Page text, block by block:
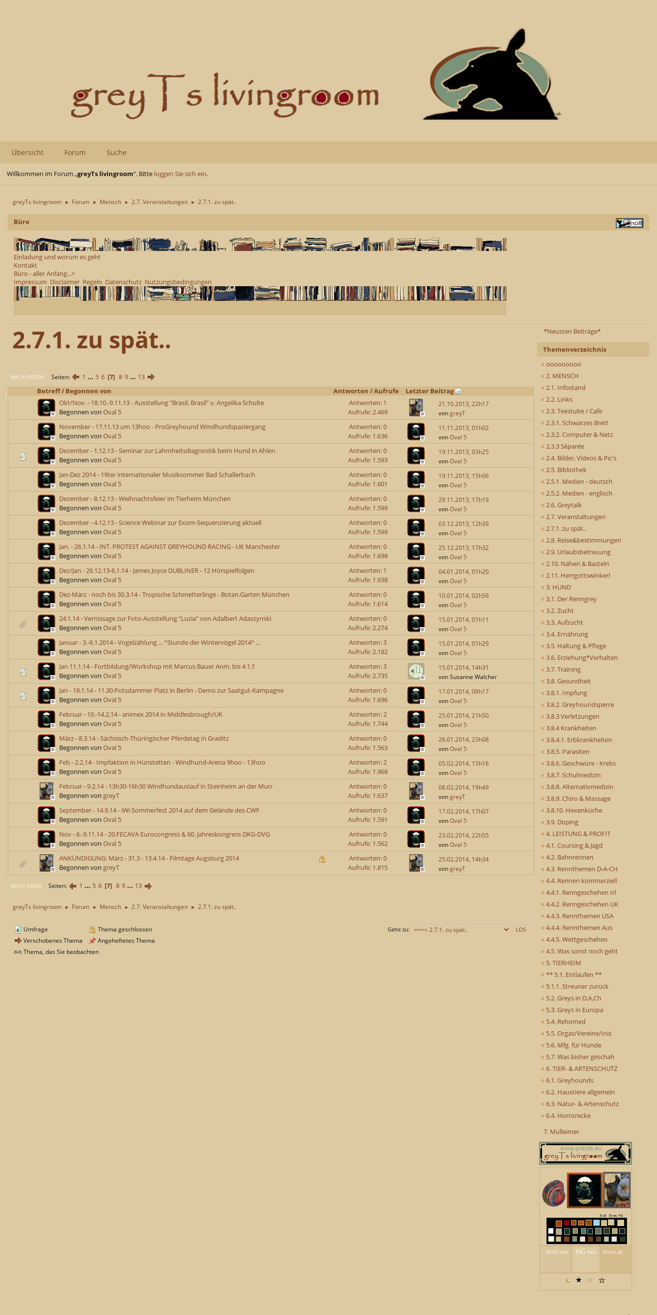
Übersicht Forum Suche
Willkommen im Forum „greyTs livingroom“. Bitte loggen Sie sich ein.
greyTs livingroom ► Forum ► Mensch ► 2.7. Veranstaltungen ► 2.7.1. zu spät..
Büro
Einladung und worum es geht
Kontakt
Büro - aller Anfang...>
Impressum Disclaimer Regeln Datenschutz Nutzungsbedingungen
*Neusten Beiträge*
Themenverzeichnis
ooooooooo
2. MENSCH
2.1. Infostand
2.2. Links
2.3. Teestube / Cafe
2.3.1. Schwarzes Brett
2.3.2. Computer & Netz
2.3.3 Séparée
2.4. Bilder, Videos & Pic's
2.5. Bibliothek
2.5.1. Medien - deutsch
2.5.2. Medien - englisch
2.6. Greytalk
2.7. Veranstaltungen
2.7.1. zu spät..
2.8. Reise&bestimmungen
2.9. Urlaubsbetreuung
2.10. Nähen & Basteln
2.11. Herrgottswinkerl
3. HUND
3.1. Der Renngrey
3.2. Zucht
3.3. Aufzucht
3.4. Ernährung
3.5. Haltung & Pflege
3.6. Erziehung*Verhalten
3.7. Training
3.8. Gesundheit
3.8.1. Impfung
3.8.2. Greyhoundsperre
3.8.3 Verletzungen
3.8.4 Krankheiten
3.8.4.1. Erbkrankheiten
3.8.5. Parasiten
3.8.6. Geschwüre - Krebs
3.8.7. Schulmedizin
3.8.8. Alternativmedizin
3.8.9. Chiro & Massage
3.8.10. Hexenküche
3.9. Doping
4. LEISTUNG & PROFIT
4.1. Coursing & Jagd
4.2. Bahnrennen
4.3. Rennthemen D-A-CH
4.4. Rennen kommerziell
4.4.1. Renngeschehen Irl
4.4.2. Renngeschehen UK
4.4.3. Rennthemen USA
4.4.4. Rennthemen Aus
4.4.5. Wettgeschehen
4.5. Was sonst noch geht
5. TIERHEIM
** 5.1. Entlaufen **
5.1.1. Streuner zurück
5.2. Greys in D,A,Ch
5.3. Greys in Europa
5.4. Rehomed
5.5. Orgas/Vereine/Inis
5.6. Mfg. für Hunde
5.7. Was bisher geschah
6. TIER- & ARTENSCHUTZ
6.1. Greyhounds
6.2. Haustiere allgemein
6.3. Natur- & Artenschutz
6.4. Horrorecke
7. Mülleimer
2.7.1. zu spät..
NACH UNTEN Seiten 1 ... 5 6 7 8 9 ... 13
Betreff/ Begonnen von Antworten /Aufrufe
Letzter Beitrag
Okt/Nov. - 18.10.-9.11.13 - Ausstellung "Brasil, Brasil" v. Angelika Schulte
Begonnen von Oval 5
Antworten: 1
Aufrufe: 2.469
21.10.2013, 22h17
vongreyT
November - 17.11.13 um 13hoo - ProGreyhound Windhundspaziergang
Begonnen von Oval 5
Antworten: 0
Aufrufe: 1.636
11.11.2013, 01h02
vonOval 5
Dezember - 1.12.13 - Seminar zur Lahmheitsdiagnostik beim Hund in Ahlen
Begonnen von Oval 5
Antworten: 0
Aufrufe: 1.593
19.11.2013, 03h25
vonOval 5
Jan-Dez 2014 - 19ter internationaler Musiksommer Bad Schallerbach
Begonnen von Oval 5
Antworten: 0
Aufrufe: 1.601
19.11.2013, 15h06
vonOval 5
Dezember - 8.12.13 - Weihnachtsfeier im Tierheim München
Begonnen von Oval 5
Antworten: 0
Aufrufe: 1.599
29.11.2013, 17h19
vonOval 5
Dezember - 4.12.13 - Science Webinar zur Exom-Sequenzierung aktuell
Begonnen von Oval 5
Antworten: 0
Aufrufe: 1.599
03.12.2013, 12h39
vonOval 5
Jan. - 26.1.14 - INT. PROTEST AGAINST GREYHOUND RACING - UK Manchester
Begonnen von Oval 5
Antworten: 0
Aufrufe: 1.698
25.12.2013, 17h32
vonOval 5
Dez/Jan - 26.12.13-6.1.14 - James Joyce DUBLINER - 12 Hörspielfolgen
Begonnen von Oval 5
Antworten: 1
Aufrufe: 1.938
04.01.2014, 01h20
vonOval 5
Dez-März - noch bis 30.3.14 - Tropische Schmetterlinge - Botan.Garten München
Begonnen von Oval 5
Antworten: 0
Aufrufe: 1.614
10.01.2014, 02h59
vonOval 5
24.1.14 - Vernissage zur Foto-Ausstellung "Luzia" von Adalbert Adaszynski
Begonnen von Oval 5
Antworten: 0
Aufrufe: 2.274
15.01.2014, 01h11
vonOval 5
Januar - 3.-6.1.2014 - Vogelzählung ... °Stunde der Wintervögel 2014° ...
Begonnen von Oval 5
Antworten: 3
Aufrufe: 2.182
15.01.2014, 01h29
vonOval 5
Jan 11.1.14 - Fortbildung/Workshop mit Marcus Bauer Anm. bis 4.1.!!
Begonnen von Oval 5
Antworten: 3
Aufrufe: 2.735
15.01.2014, 14h31
von Susanne Walcher
Jan - 18.1.14 - 11.30 Potsdammer Platz in Berlin - Demo zur Saatgut-Kampagne
Begonnen von Oval 5
Antworten: 0
Aufrufe: 1.696
17.01.2014, 08h17
vonOval 5
Februar - 10.-14.2.14 - animex 2014 in Middlesbrough/UK
Begonnen von Oval 5
Antworten: 2
Aufrufe: 1.744
25.01.2014, 21h50
vonOval 5
März - 8.3.14 - Sächsisch-Thüringischer Pferdetag in Graditz
Begonnen von Oval 5
Antworten: 0
Aufrufe: 1.563
26.01.2014, 23h08
vonOval 5
Feb - 2.2.14 - Impfaktion in Hünstetten - Windhund-Arena 9hoo - 13hoo
Begonnen von Oval 5
Antworten: 2
Aufrufe: 1.968
05.02.2014, 15h16
vonOval 5
Februar - 9.2.14 - 13h30-16h30 Windhundauslauf in Steinheim an der Murr
Begonnen von greyT
Antworten: 0
Aufrufe: 1.637
08.02.2014, 19h49
vongreyT
September - 14.9.14 - iWi Sommerfest 2014 auf dem Gelände des CWF
Begonnen von Oval 5
Antworten: 0
Aufrufe: 1.591
17.02.2014, 17h07
vonOval 5
Nov - 6.-9.11.14 - 20.FECAVA Eurocongress & 60. Jahreskongress DKG-DVG
Begonnen von Oval 5
Antworten: 0
Aufrufe: 1.562
23.02.2014, 22h55
vonOval 5
ANKÜNDIGUNG: März - 31.3 - 13.4.14 - Filmtage Augsburg 2014
Begonnen von greyT
Antworten: 0
Aufrufe: 1.815
25.02.2014, 14h34
vongreyT
NACH OBEN Seiten 1 ... 5 6 7 8 9 ... 13
greyTs livingroom ► Forum ► Mensch ► 2.7. Veranstaltungen ► 2.7.1. zu spät..
Gehe zu
Umfrage
Verschobenes Thema
Thema geschlossen
Angeheftetes Thema
Thema, das Sie beobachten